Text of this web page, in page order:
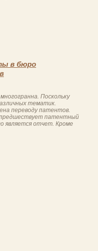
в бюро
Поскольку
тематик.
переводу патентов.
патентный
является отчет. Кроме